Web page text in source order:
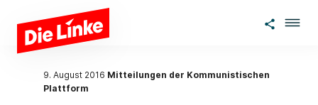
Zum Hauptinhalt springen
9. August 2016 Mitteilungen der Kommunistischen
Plattform